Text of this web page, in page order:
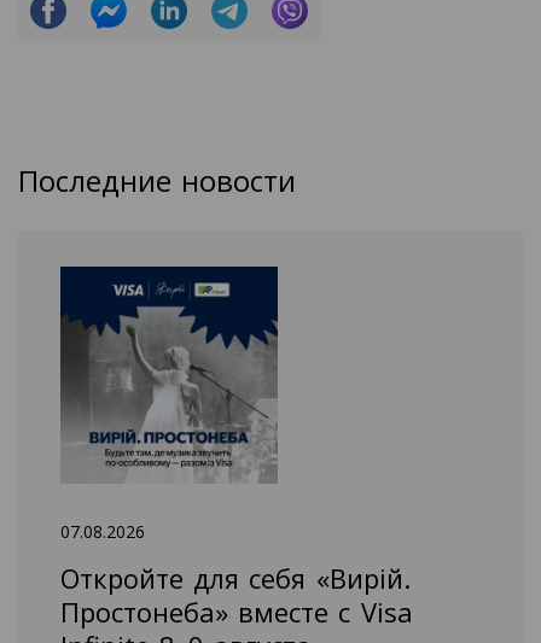
Последние новости
07.08.2026
Откройте для себя «Вирій.
Простонеба» вместе с Visa